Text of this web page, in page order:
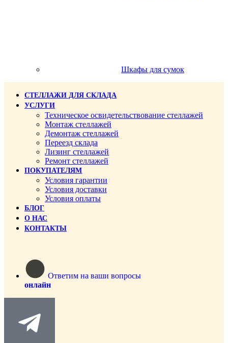
Шкафы для сумок
СТЕЛЛАЖИ ДЛЯ СКЛАДА
УСЛУГИ
Техническое освидетельствование стеллажей
Монтаж стеллажей
Демонтаж стеллажей
Переезд склада
Лизинг стеллажей
Ремонт стеллажей
ПОКУПАТЕЛЯМ
Условия гарантии
Условия доставки
Условия оплаты
БЛОГ
О НАС
КОНТАКТЫ
Ответим на ваши вопросы
онлайн